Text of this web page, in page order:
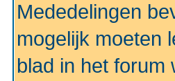
Mededelingen
mogelijk moeten
blad in het forum